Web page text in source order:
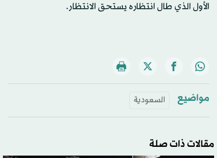
الأول الذي طال انتظاره يستحق الانتظار.
مواضيع السعودية
مقالات ذات صلة